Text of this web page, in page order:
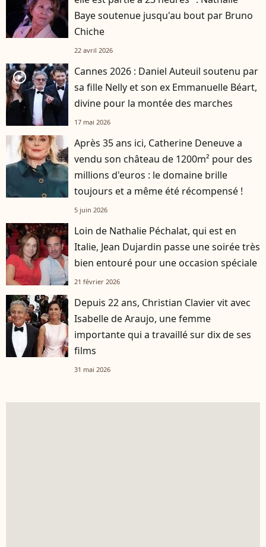
Baye soutenue jusqu'au bout par Bruno
Chiche
22 avril 2026
player2
Cannes 2026 : Daniel Auteuil soutenu par
sa fille Nelly et son ex Emmanuelle Béart,
divine pour la montée des marches
17 mai 2026
Après 35 ans ici, Catherine Deneuve a
vendu son château de 1200m² pour des
millions d'euros : le domaine brille
toujours et a même été récompensé !
5 juin 2026
Loin de Nathalie Péchalat, qui est en
Italie, Jean Dujardin passe une soirée très
bien entouré pour une occasion spéciale
21 février 2026
Depuis 22 ans, Christian Clavier vit avec
Isabelle de Araujo, une femme
importante qui a travaillé sur dix de ses
films
31 mai 2026